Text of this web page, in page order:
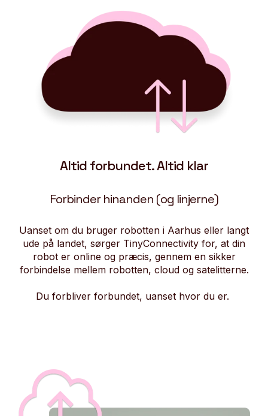
Altid forbundet. Altid klar
Forbinder hinanden (og linjerne)
Uanset om du bruger robotten i Aarhus eller langt
ude på landet, sørger TinyConnectivity for, at din
robot er online og præcis, gennem en sikker
forbindelse mellem robotten, cloud og satelitterne.
Du forbliver forbundet, uanset hvor du er.